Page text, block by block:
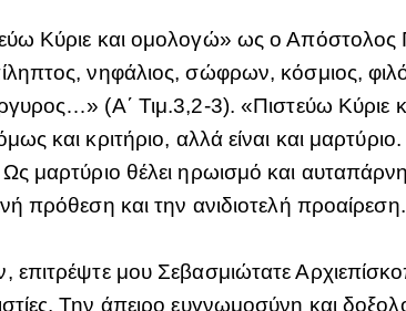
Κύριε και ομολογώ» ως ο Απόστολος
νηφάλιος, σώφρων, κόσμιος,
(Α΄ Τιμ.3,2-3). «Πιστεύω Κύριε
και κριτήριο, αλλά είναι και
μαρτύριο θέλει ηρωισμό και
πρόθεση και την ανιδιοτελή
επιτρέψτε μου Σεβασμιώτατε
Την άπειρο ευγνωμοσύνη και